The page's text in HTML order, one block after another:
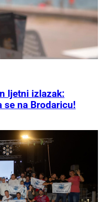
ljetni izlazak:
se na Brodaricu!